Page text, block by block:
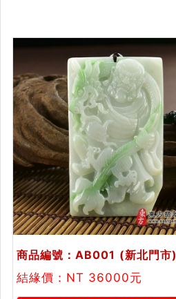
商品編號：AB001 (新北門市)
結緣價：NT 36000元